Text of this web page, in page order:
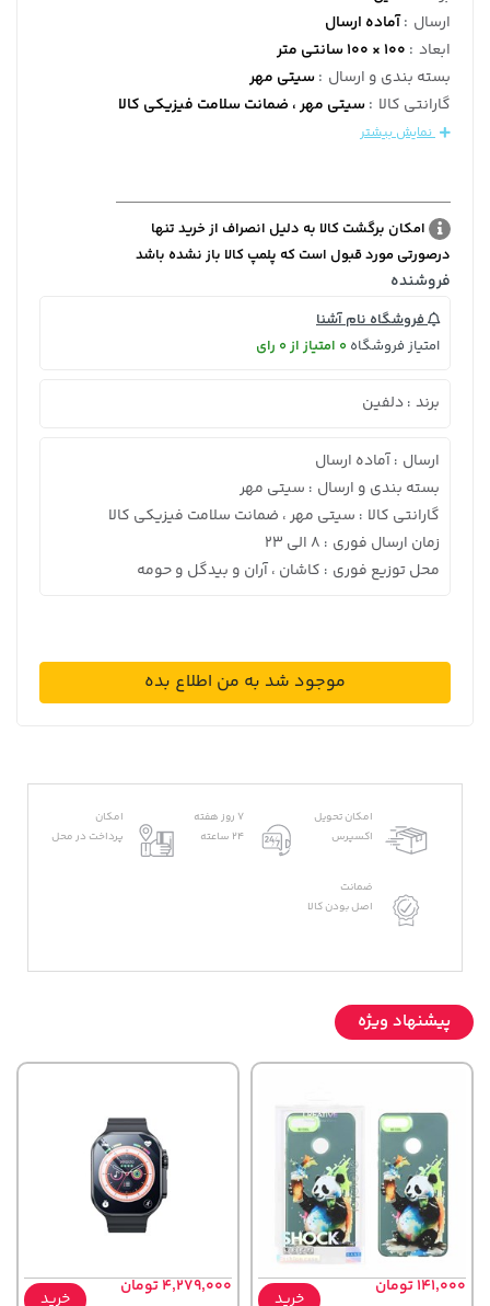
ارسال :آماده ارسال
ابعاد : 100 × 100 سانتی متر
بسته بندی و ارسال :سیتی مهر
گارانتی کالا :سیتی مهر ، ضمانت سلامت فیزیکی کالا
نمایش بیشتر
امکان برگشت کالا به دلیل انصراف از خرید تنها
درصورتی مورد قبول است که پلمپ کالا باز نشده باشد
فروشنده
فروشگاه نام آشنا
امتیاز فروشگاه 0 امتیاز از 0 رای
برند : دلفین
ارسال : آماده ارسال
بسته بندی و ارسال : سیتی مهر
گارانتی کالا : سیتی مهر ، ضمانت سلامت فیزیکی کالا
زمان ارسال فوری : 8 الی 23
محل توزیع فوری : کاشان ، آران و بیدگل و حومه
موجود شد به من اطلاع بده
امکان تحویل
اکسپرس
7 روز هفته
24 ساعته
امکان
پرداخت در محل
ضمانت
اصل بودن کالا
پیشنهاد ویژه
141,000 تومان
خرید
4,279,000 تومان
خرید